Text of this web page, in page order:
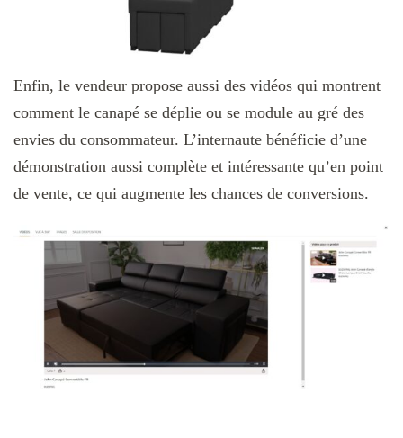
Enfin, le vendeur propose aussi des vidéos qui montrent
comment le canapé se déplie ou se module au gré des
envies du consommateur. L’internaute bénéficie d’une
démonstration aussi complète et intéressante qu’en point
de vente, ce qui augmente les chances de conversions.